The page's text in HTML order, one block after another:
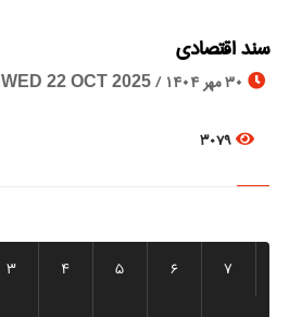
سند اقتصادی
30 مهر 1404 / WED 22 OCT 2025
3079
3 4 5 6 7